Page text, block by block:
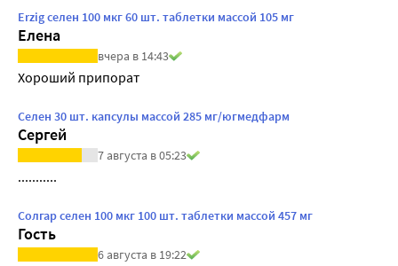
Erzig селен 100 мкг 60 шт. таблетки массой 105 мг
Елена
вчера в 14:43
Хороший припорат
Селен 30 шт. капсулы массой 285 мг/югмедфарм
Сергей
7 августа в 05:23
...........
Солгар селен 100 мкг 100 шт. таблетки массой 457 мг
Гость
6 августа в 19:22